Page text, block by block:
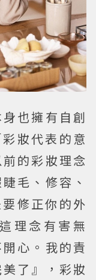
也擁有自創
妝代表的意
的彩妝理念
毛、修容、
修正你的外
理念有害無
心。我的責
了』，彩妝